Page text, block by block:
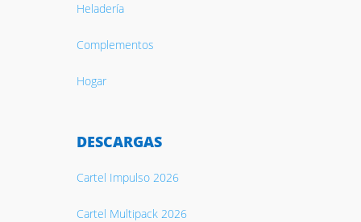
Heladería
Complementos
Hogar
DESCARGAS
Cartel Impulso 2026
Cartel Multipack 2026